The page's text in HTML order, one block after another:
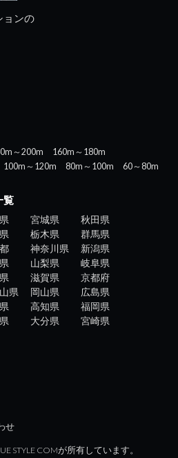
ョンの
～200m
160m～180m
100m～120m 80m～100m
60～80m
覧
宮城県
秋田県
栃木県
群馬県
神奈川県
新潟県
山梨県
岐阜県
滋賀県
京都府
県 岡山県
広島県
高知県
福岡県
大分県
宮崎県
せ
STYLE COMが所有しています。